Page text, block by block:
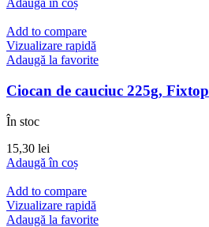
Adaugă în coș
Add to compare
Vizualizare rapidă
Adaugă la favorite
Ciocan de cauciuc 225g, Fixtop
În stoc
15,30 lei
Adaugă în coș
Add to compare
Vizualizare rapidă
Adaugă la favorite